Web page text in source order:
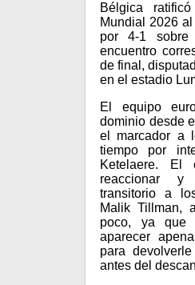
Bélgica
Mundial 2026
por 4-1 sobre
encuentro
de final,
en el estadio
El equipo
dominio desde
el marcador a
tiempo por
Ketelaere. El
reaccionar
transitorio a
Malik Tillman,
poco, ya que
aparecer
para
antes del